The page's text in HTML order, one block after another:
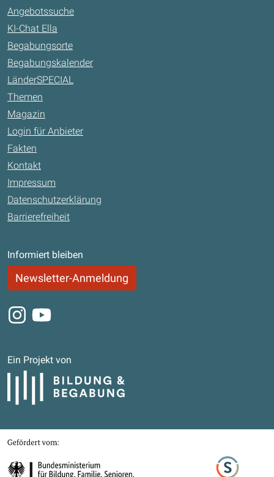
Angebotssuche
KI-Chat Ella
Begabungsorte
Begabungskalender
LänderSPECIAL
Themen
Magazin
Login für Anbieter
Fakten
Kontakt
Impressum
Datenschutzerklärung
Barrierefreiheit
Informiert bleiben
Newsletter-Anmeldung
Instagram
Youtube
Ein Projekt von
Bildung und Begabung
Gefördert von
Bundesministerium für Bildung, Familie, Senioren, Frauen und Jugend
Stifterverband